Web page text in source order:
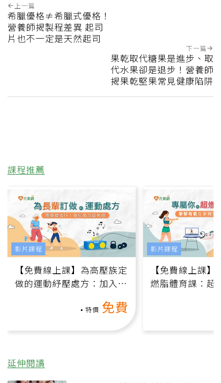
上一篇
希臘優格≠希臘式優格！
營養師揭製程差異 起司
片也不一定是天然起司
下一篇
果乾取代糖果是進步、取
代水果卻是退步！營養師
揭果乾堅果常見健康陷阱
課程推薦
【免費線上課】為高壓族定
做的運動紓壓處方：加入行
特價 免費
影片課程
【免費線上課
燃脂體育課：超
影片課程
延伸閱讀